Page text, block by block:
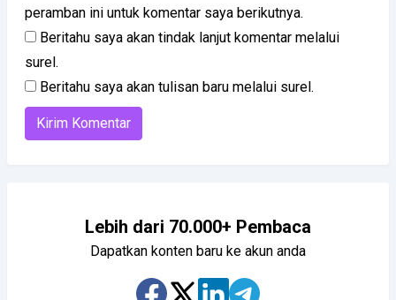
peramban ini untuk komentar saya berikutnya.
Beritahu saya akan tindak lanjut komentar melalui
surel.
Beritahu saya akan tulisan baru melalui surel.
Lebih dari 70.000+ Pembaca
Dapatkan konten baru ke akun anda